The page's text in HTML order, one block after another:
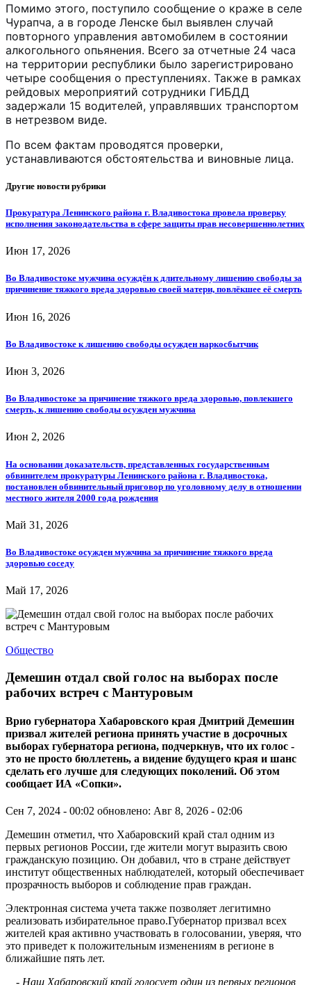
Помимо этого, поступило сообщение о краже в селе
Чурапча, а в городе Ленске был выявлен случай
повторного управления автомобилем в состоянии
алкогольного опьянения. Всего за отчетные 24 часа
на территории республики было зарегистрировано
четыре сообщения о преступлениях. Также в рамках
рейдовых мероприятий сотрудники ГИБДД
задержали 15 водителей, управлявших транспортом
в нетрезвом виде.
По всем фактам проводятся проверки,
устанавливаются обстоятельства и виновные лица.
Другие новости рубрики
Прокуратура Ленинского района г. Владивостока провела проверку
исполнения законодательства в сфере защиты прав несовершеннолетних
Июн 17, 2026
Во Владивостоке мужчина осуждён к длительному лишению свободы за
причинение тяжкого вреда здоровью своей матери, повлёкшее её смерть
Июн 16, 2026
Во Владивостоке к лишению свободы осужден наркосбытчик
Июн 3, 2026
Во Владивостоке за причинение тяжкого вреда здоровью, повлекшего
смерть, к лишению свободы осужден мужчина
Июн 2, 2026
На основании доказательств, представленных государственным
обвинителем прокуратуры Ленинского района г. Владивостока,
постановлен обвинительный приговор по уголовному делу в отношении
местного жителя 2000 года рождения
Май 31, 2026
Во Владивостоке осужден мужчина за причинение тяжкого вреда
здоровью соседу
Май 17, 2026
Общество
Демешин отдал свой голос на выборах после
рабочих встреч с Мантуровым
Врио губернатора Хабаровского края Дмитрий Демешин
призвал жителей региона принять участие в досрочных
выборах губернатора региона, подчеркнув, что их голос -
это не просто бюллетень, а видение будущего края и шанс
сделать его лучше для следующих поколений. Об этом
сообщает ИА «Сопки».
Сен 7, 2024 - 00:02 обновлено: Авг 8, 2026 - 02:06
Демешин отметил, что Хабаровский край стал одним из
первых регионов России, где жители могут выразить свою
гражданскую позицию. Он добавил, что в стране действует
институт общественных наблюдателей, который обеспечивает
прозрачность выборов и соблюдение прав граждан.
Электронная система учета также позволяет легитимно
реализовать избирательное право.Губернатор призвал всех
жителей края активно участвовать в голосовании, уверяя, что
это приведет к положительным изменениям в регионе в
ближайшие пять лет.
- Наш Хабаровский край голосует один из первых регионов